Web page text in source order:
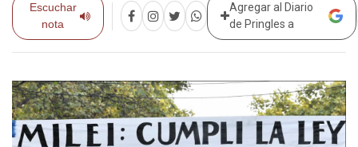
Escuchar
nota
Agregar al Diario
de Pringles a